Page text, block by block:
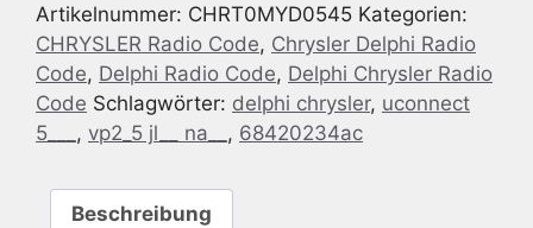
-
VP2_5
JL
NA
68420234AC
Artikelnummer: CHRT0MYD0545 Kategorien:
CHRYSLER Radio Code, Chrysler Delphi Radio
Code, Delphi Radio Code, Delphi Chrysler Radio
Code Schlagwörter: delphi chrysler, uconnect
5___ , vp2_5 jl__ na__ , 68420234ac
Beschreibung